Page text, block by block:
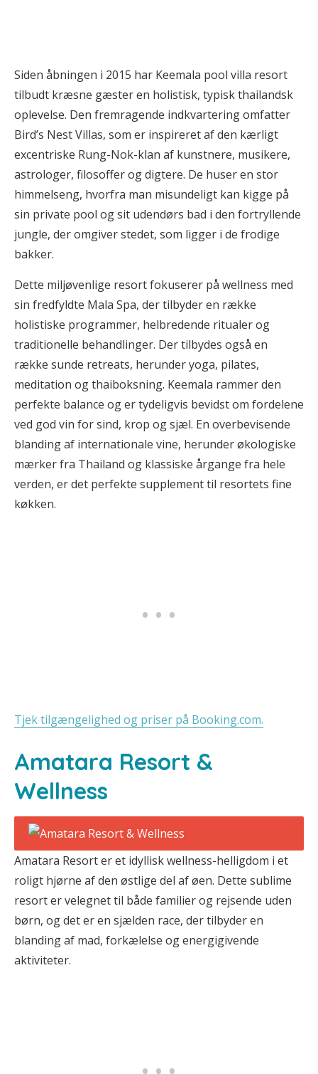
Siden åbningen i 2015 har Keemala pool villa resort
tilbudt kræsne gæster en holistisk, typisk thailandsk
oplevelse. Den fremragende indkvartering omfatter
Bird’s Nest Villas, som er inspireret af den kærligt
excentriske Rung-Nok-klan af kunstnere, musikere,
astrologer, filosoffer og digtere. De huser en stor
himmelseng, hvorfra man misundeligt kan kigge på
sin private pool og sit udendørs bad i den fortryllende
jungle, der omgiver stedet, som ligger i de frodige
bakker.
Dette miljøvenlige resort fokuserer på wellness med
sin fredfyldte Mala Spa, der tilbyder en række
holistiske programmer, helbredende ritualer og
traditionelle behandlinger. Der tilbydes også en
række sunde retreats, herunder yoga, pilates,
meditation og thaiboksning. Keemala rammer den
perfekte balance og er tydeligvis bevidst om fordelene
ved god vin for sind, krop og sjæl. En overbevisende
blanding af internationale vine, herunder økologiske
mærker fra Thailand og klassiske årgange fra hele
verden, er det perfekte supplement til resortets fine
køkken.
Tjek tilgængelighed og priser på Booking.com.
Amatara Resort &
Wellness
Amatara Resort er et idyllisk wellness-helligdom i et
roligt hjørne af den østlige del af øen. Dette sublime
resort er velegnet til både familier og rejsende uden
børn, og det er en sjælden race, der tilbyder en
blanding af mad, forkælelse og energigivende
aktiviteter.